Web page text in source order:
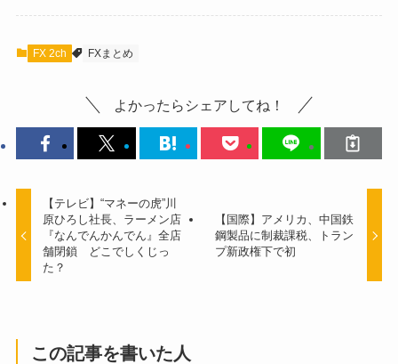
FX 2ch FXまとめ
よかったらシェアしてね！
【テレビ】“マネーの虎”川
原ひろし社長、ラーメン店
『なんでんかんでん』全店
舗閉鎖 どこでしくじっ
た？
【国際】アメリカ、中国鉄
鋼製品に制裁課税、トラン
プ新政権下で初
この記事を書いた人